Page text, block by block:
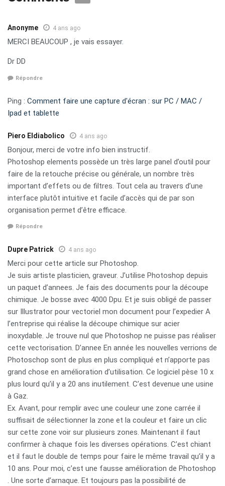
Anonyme 4 ans ago
MERCI BEAUCOUP , je vais essayer.
Dr DD
Répondre
Ping : Comment faire une capture d'écran : sur PC / MAC /
Ipad et tablette
Piero Eldiabolico 4 ans ago
Bonjour, merci de votre info bien instructif.
Photoshop elements possède un très large panel d’outil pour
faire de la retouche précise ou générale, un nombre très
important d’effets ou de filtres. Tout cela au travers d’une
interface plutôt intuitive et facile d’accès qui de par son
organisation permet d’être efficace.
Répondre
Dupre Patrick 4 ans ago
Merci pour cette article sur Photoshop.
Je suis artiste plasticien, graveur. J’utilise Photoshop depuis
un paquet d’annees. Je fais des documents pour la découpe
chimique. Je bosse avec 4000 Dpu. Et je suis obligé de passer
sur Illustrator pour vectoriel mon document pour l’expedier A
l’entreprise qui réalise la découpe chimique sur acier
inoxydable. Je trouve nul que Photoshop ne puisse pas réaliser
cette vectorisation. D’annee En année les nouvelles verrions de
Photoschop sont de plus en plus compliqué et n’apporte pas
grand chose en amélioration d’utilisation. Ce logiciel pèse 10 x
plus lourd qu’il y a 20 ans inutilement. C’est devenue une usine
à Gaz.
Ex. Avant, pour remplir avec une couleur une zone carrée il
suffisait de sélectionner la zone et la couleur et faire un clic
sur cette zone voir sur plusieurs zones. Maintenant il faut
confirmer à chaque fois les diverses opérations. C’est chiant
et il faut le double de temps pour faire le même travail qu’il y a
10 ans. Pour moi, c’est une fausse amélioration de Photoshop
. Une sorte d’arnaque. Et toujours pas la possibilité de